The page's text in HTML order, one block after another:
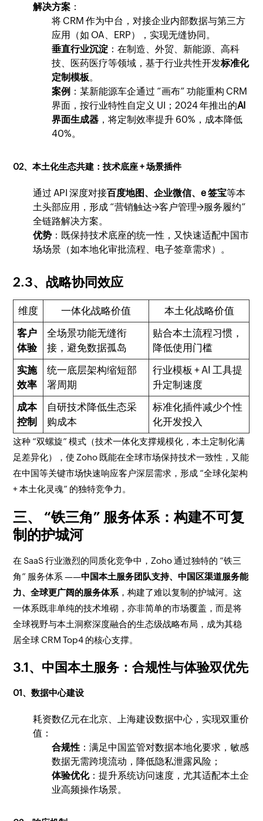
解决方案 ：
将 CRM 作为中台，对接企业内部数据与第三方
应用（如 OA、ERP），实现无缝协同。
垂直行业沉淀 ：在制造、外贸、新能源、高科
技、医药医疗等领域，基于行业共性开发标准化
定制模板。
案例 ：某新能源车企通过 “画布” 功能重构 CRM
界面，按行业特性自定义 UI；2024 年推出的AI
界面生成器 ，将定制效率提升 60%，成本降低
40%。
02、本土化生态共建：技术底座 + 场景插件
通过 API 深度对接百度地图、企业微信、e 签宝等本
土头部应用，形成 “营销触达→客户管理→服务履约”
全链路解决方案。
优势 ：既保持技术底座的统一性，又快速适配中国市
场场景（如本地化审批流程、电子签章需求）。
2.3、战略协同效应
维度 一体化战略价值
本土化战略价值
客户
体验
全场景功能无缝衔
接，避免数据孤岛
贴合本土流程习惯，
降低使用门槛
实施
效率
统一底层架构缩短部
署周期
行业模板 + AI 工具提
升定制速度
成本
控制
自研技术降低生态采
购成本
标准化插件减少个性
化开发投入
这种 “双螺旋” 模式（技术一体化支撑规模化，本土定制化满
足差异化），使 Zoho 既能在全球市场保持技术一致性，又能
在中国等关键市场快速响应客户深层需求，形成 “全球化架构
+ 本土化灵魂” 的独特竞争力。
三、 “铁三角” 服务体系：构建不可复
制的护城河
在 SaaS 行业激烈的同质化竞争中，Zoho 通过独特的 “铁三
角” 服务体系 ——中国本土服务团队支持、中国区渠道服务能
力、全球更广阔的服务体系 ，构建了难以复制的护城河。这
一体系既非单纯的技术堆砌，亦非简单的市场覆盖，而是将
全球视野与本土洞察深度融合的生态级战略布局，成为其稳
居全球 CRM Top4 的核心支撑。
3.1、中国本土服务：合规性与体验双优先
01、数据中心建设
耗资数亿元在北京、上海建设数据中心，实现双重价
值：
合规性 ：满足中国监管对数据本地化要求，敏感
数据无需跨境流动，降低隐私泄露风险；
体验优化：提升系统访问速度，尤其适配本土企
业高频操作场景。